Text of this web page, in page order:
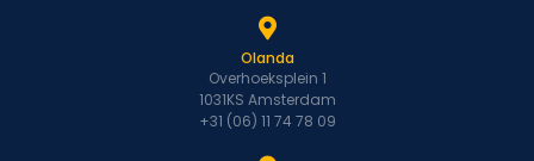
Olanda
Overhoeksplein 1
1031KS Amsterdam
+31 (06) 11 74 78 09